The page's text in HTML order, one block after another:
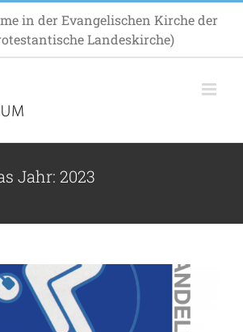
in der Evangelischen Kirche der
Landeskirche)
Jahr: 2023
Eintauchen in die Zukunft
der Kirche